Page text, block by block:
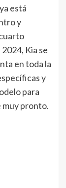
está
y
Kia se
en toda la
y
para
muy pronto.